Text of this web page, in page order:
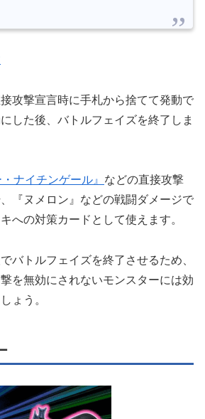
攻撃宣言時に手札から捨てて発動で
した後、バトルフェイズを終了しま
ナイチンゲール』 などの直接攻撃
『ヌメロン』などの戦闘ダメージで
への対策カードとして使えます。
バトルフェイズを終了させるため、
を無効にされないモンスターには効
ょう。